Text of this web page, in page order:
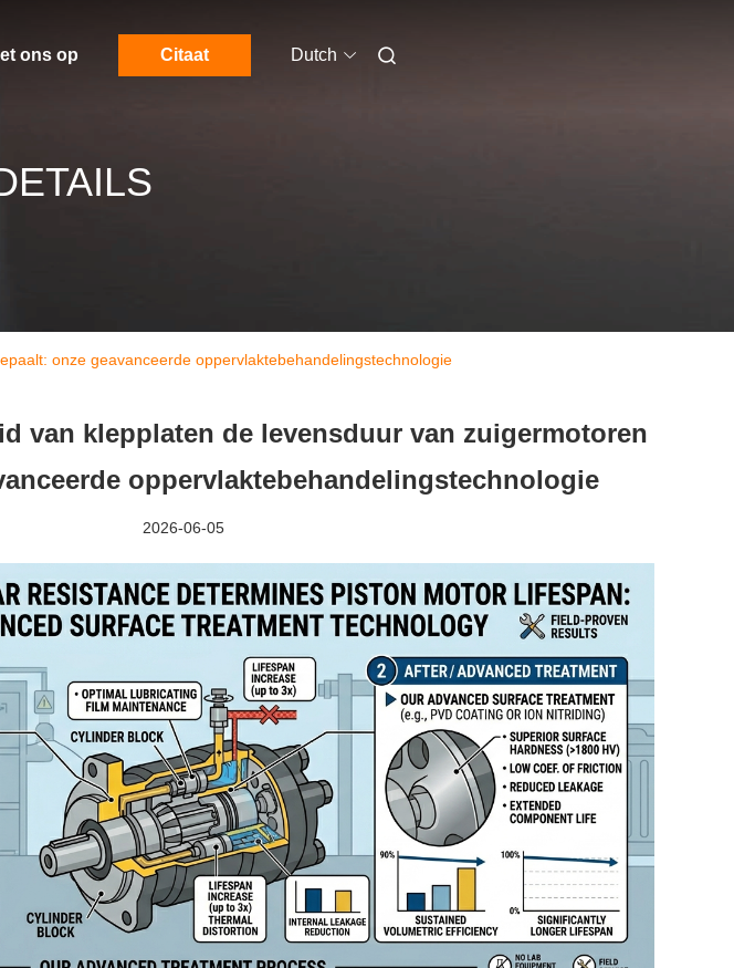
ons op Citaat Dutch
onze geavanceerde oppervlaktebehandelingstechnologie
van klepplaten de levensduur van zuigermotoren
oppervlaktebehandelingstechnologie
2026-06-05